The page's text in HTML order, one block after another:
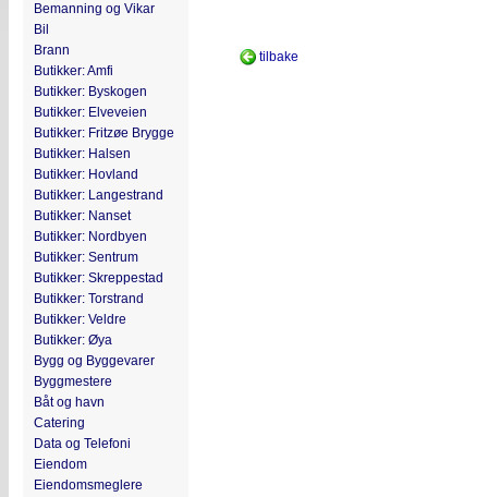
Bemanning og Vikar
Bil
Brann
Butikker: Amfi
Butikker: Byskogen
Butikker: Elveveien
Butikker: Fritzøe Brygge
Butikker: Halsen
Butikker: Hovland
Butikker: Langestrand
Butikker: Nanset
Butikker: Nordbyen
Butikker: Sentrum
Butikker: Skreppestad
Butikker: Torstrand
Butikker: Veldre
Butikker: Øya
Bygg og Byggevarer
Byggmestere
Båt og havn
Catering
Data og Telefoni
Eiendom
Eiendomsmeglere
tilbake